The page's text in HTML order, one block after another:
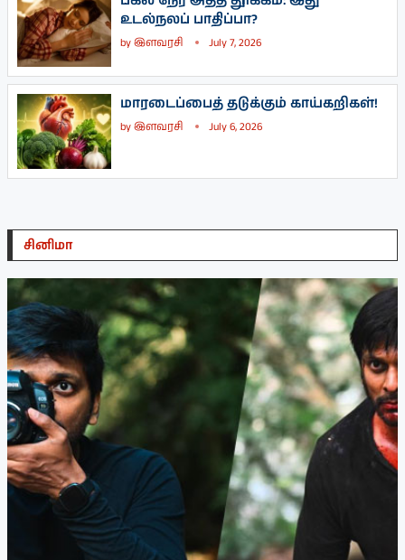
உடல்நலப் பாதிப்பா?
byஇளவரசி July 7, 2026
மாரடைப்பைத் தடுக்கும் காய்கறிகள்!
byஇளவரசி July 6, 2026
சினிமா